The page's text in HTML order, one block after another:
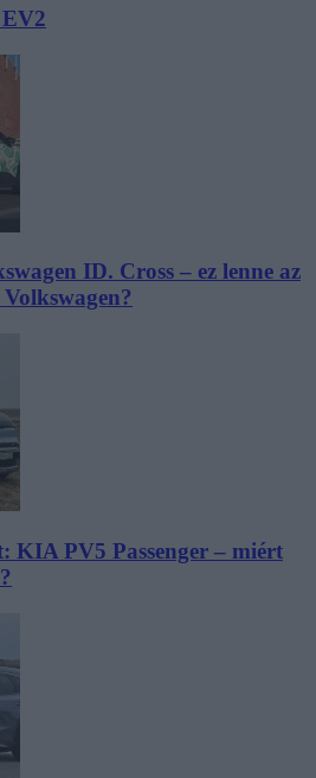
ID. Cross – ez lenne az
KIA PV5 Passenger – miért